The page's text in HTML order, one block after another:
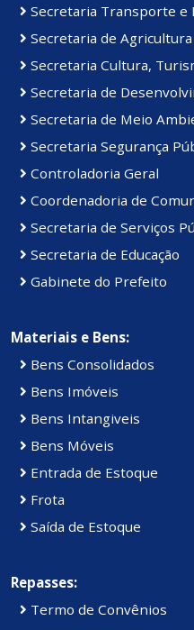
Secretaria Transporte e
Secretaria de Agricultura
Secretaria Cultura,
Secretaria de
Secretaria de Meio
Secretaria Segurança
Controladoria Geral
Coordenadoria de
Secretaria de Serviços
Secretaria de Educação
Gabinete do Prefeito
Materiais e Bens:
Bens Consolidados
Bens Imóveis
Bens Intangiveis
Bens Móveis
Entrada de Estoque
Frota
Saída de Estoque
Repasses:
Termo de Convênios